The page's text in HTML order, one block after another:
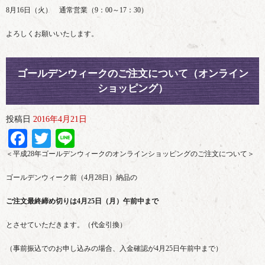
8月16日（火） 通常営業（9：00～17：30）
よろしくお願いいたします。
ゴールデンウィークのご注文について（オンライン
ショッピング）
投稿日 2016年4月21日
Facebook
Twitter
＜平成28年ゴールデンウィークのオンラインショッピングのご注文について＞
ゴールデンウィーク前（4月28日）納品の
ご注文最終締め切りは4月25日（月）午前中まで
とさせていただきます。（代金引換）
（事前振込でのお申し込みの場合、入金確認が4月25日午前中まで）